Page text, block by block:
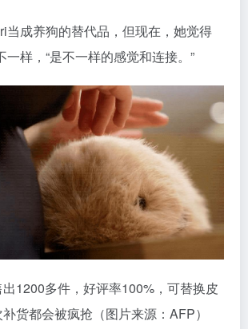
当成养狗的替代品，但现在，她觉得
样，“是不一样的感觉和连接。”
1200多件，好评率100%，可替换皮
货都会被疯抢（图片来源：AFP）